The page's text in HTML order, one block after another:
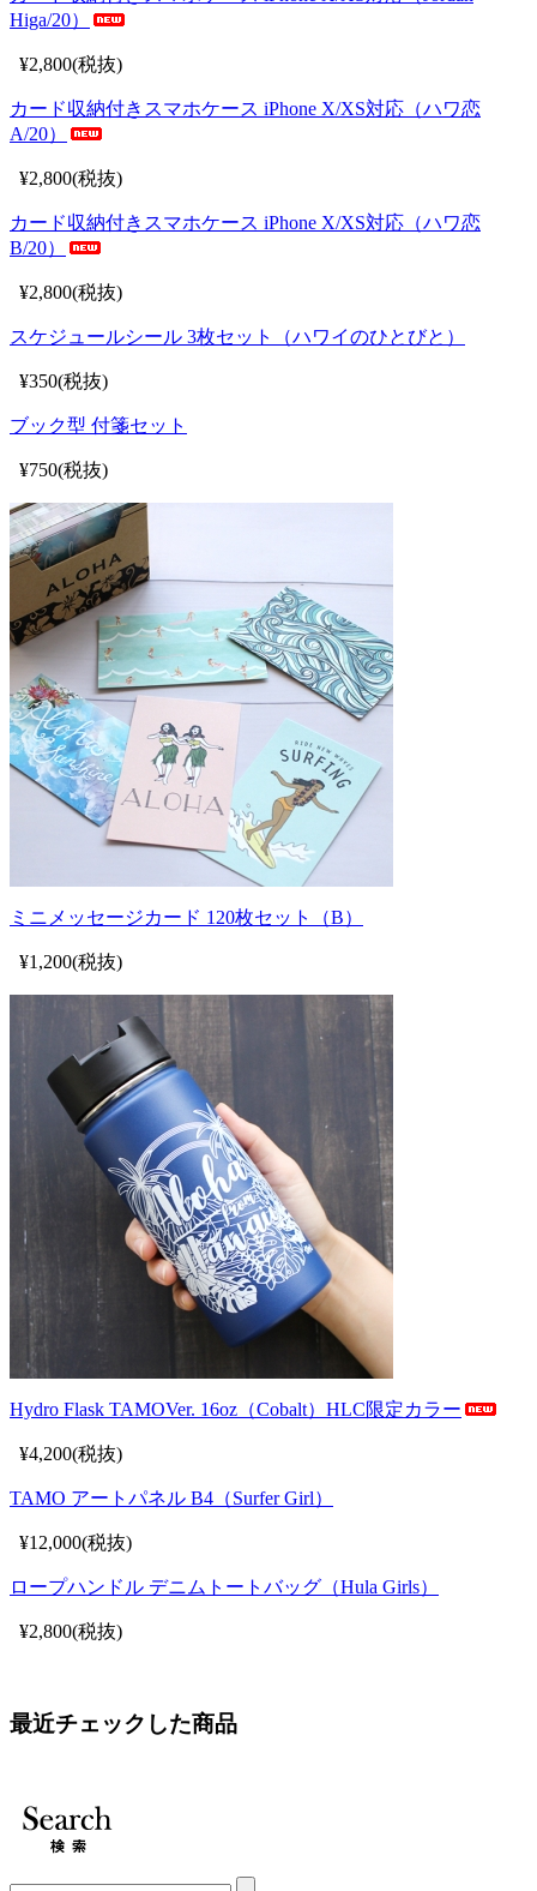
Higa/20）
¥2,800(税抜)
カード収納付きスマホケース iPhone X/XS対応（ハワ恋
A/20）
¥2,800(税抜)
カード収納付きスマホケース iPhone X/XS対応（ハワ恋
B/20）
¥2,800(税抜)
スケジュールシール 3枚セット（ハワイのひとびと）
¥350(税抜)
ブック型 付箋セット
¥750(税抜)
ミニメッセージカード 120枚セット（B）
¥1,200(税抜)
Hydro Flask TAMOVer. 16oz（Cobalt）HLC限定カラー
¥4,200(税抜)
TAMO アートパネル B4（Surfer Girl）
¥12,000(税抜)
ロープハンドル デニムトートバッグ（Hula Girls）
¥2,800(税抜)
最近チェックした商品